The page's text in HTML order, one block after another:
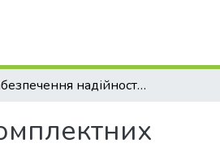
Забезпечення надійності функціонування комплектних трансформаторних підстанцій кіоскового типу